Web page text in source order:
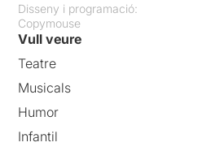
Disseny i programació:
Copymouse
Vull veure
Teatre
Musicals
Humor
Infantil